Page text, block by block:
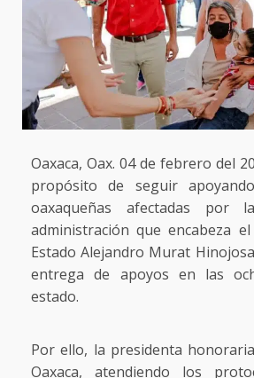
Oaxaca, Oax. 04 de febrero del
propósito de seguir
oaxaqueñas afectadas por
administración que encabeza
Estado Alejandro Murat
entrega de apoyos en las
estado.
Por ello, la presidenta
Oaxaca, atendiendo los